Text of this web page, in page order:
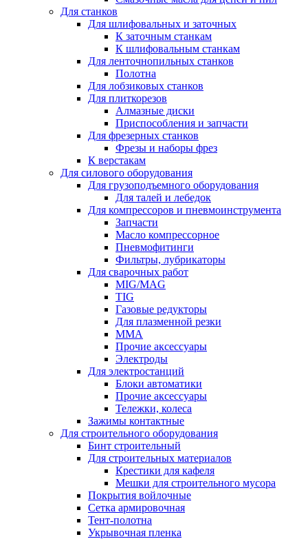
Для станков
Для шлифовальных и заточных
К заточным станкам
К шлифовальным станкам
Для ленточнопильных станков
Полотна
Для лобзиковых станков
Для плиткорезов
Алмазные диски
Приспособления и запчасти
Для фрезерных станков
Фрезы и наборы фрез
К верстакам
Для силового оборудования
Для грузоподъемного оборудования
Для талей и лебедок
Для компрессоров и пневмоинструмента
Запчасти
Масло компрессорное
Пневмофитинги
Фильтры, лубрикаторы
Для сварочных работ
MIG/MAG
TIG
Газовые редукторы
Для плазменной резки
ММА
Прочие аксессуары
Электроды
Для электростанций
Блоки автоматики
Прочие аксессуары
Тележки, колеса
Зажимы контактные
Для строительного оборудования
Бинт строительный
Для строительных материалов
Крестики для кафеля
Мешки для строительного мусора
Покрытия войлочные
Сетка армировочная
Тент-полотна
Укрывочная пленка